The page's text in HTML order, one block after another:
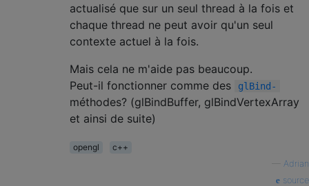
actualisé que sur un seul thread à la fois et
chaque thread ne peut avoir qu'un seul
contexte actuel à la fois.
Mais cela ne m'aide pas beaucoup.
Peut-il fonctionner comme des
glBind-
méthodes? (glBindBuffer, glBindVertexArray
et ainsi de suite)
opengl
c++
Adrian
source